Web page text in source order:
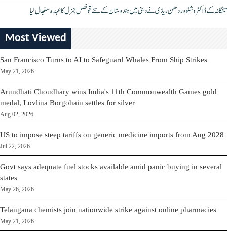
تلنگانہ کے ڈاکٹر وشنو وردھن ریڈی نے دبئی میں ہندوستان کے نئے قونصل جنرل کا عہدہ سنبھال لیا
Most Viewed
San Francisco Turns to AI to Safeguard Whales From Ship Strikes
May 21, 2026
Arundhati Choudhary wins India's 11th Commonwealth Games gold
medal, Lovlina Borgohain settles for silver
Aug 02, 2026
US to impose steep tariffs on generic medicine imports from Aug 2028
Jul 22, 2026
Govt says adequate fuel stocks available amid panic buying in several
states
May 26, 2026
Telangana chemists join nationwide strike against online pharmacies
May 21, 2026